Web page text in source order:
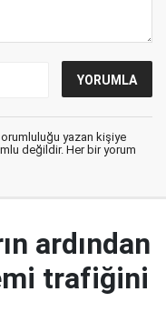
yazan kişiye
değildir. Her bir yorum
ardından
trafiğini